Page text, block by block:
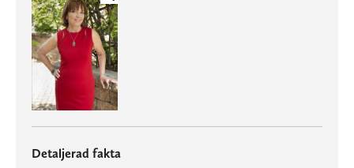
Detaljerad fakta